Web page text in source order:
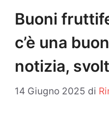
Buoni
c’è una
notizia,
14 Giugno 2025 di